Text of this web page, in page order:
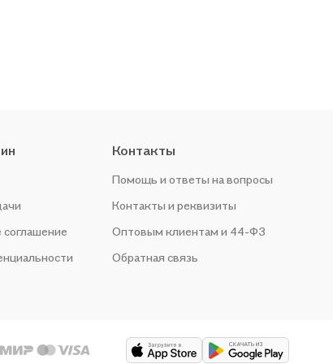
Контакты
Помощь и ответы на вопросы
Контакты и реквизиты
Оптовым клиентам и 44-ФЗ
Обратная связь